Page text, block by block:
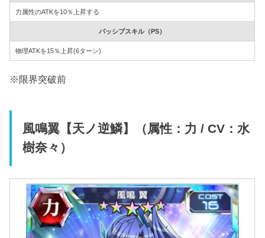
力属性のATKを10％上昇する
パッシブスキル（PS）
物理ATKを15％上昇(6ターン)
※限界突破前
風鳴翼【天ノ逆鱗】（属性：力 / CV：水
樹奈々）